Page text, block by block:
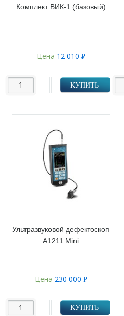
Комплект ВИК-1 (базовый)
Цена 12 010 Р
КУПИТЬ
Ультразвуковой дефектоскоп
А1211 Mini
Цена 230 000 Р
КУПИТЬ